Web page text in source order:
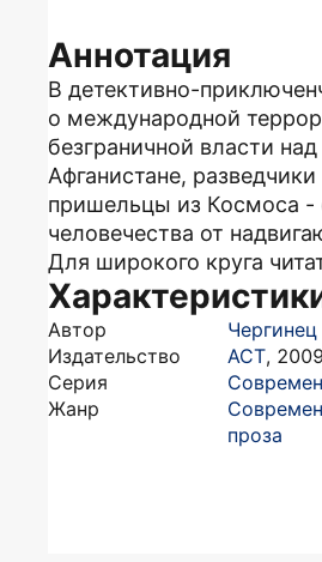
Аннотация
В детективно-
о международной
безграничной власти
Афганистане,
пришельцы из Космоса -
человечества от
Для широкого круга
Автор
Издательство
АСТ,
Серия
Жанр
проза